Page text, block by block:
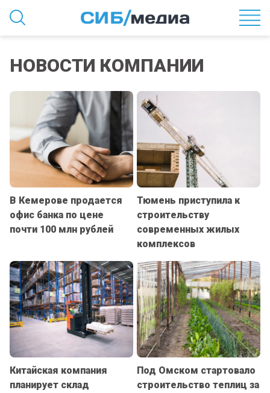
НОВОСТИ КОМПАНИИ
В Кемерове продается
офис банка по цене
почти 100 млн рублей
Тюмень приступила к
строительству
современных жилых
комплексов
Китайская компания
планирует склад
Под Омском стартовало
строительство теплиц за